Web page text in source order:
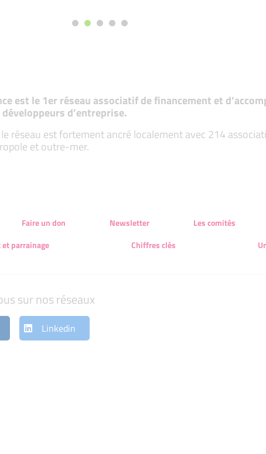
est le 1er réseau associatif de financement et
d’entreprise.
réseau est fortement ancré localement avec 214
et outre-mer.
Faire un don Newsletter Les comités
parrainage
Chiffres clés
sur nos réseaux
Linkedin